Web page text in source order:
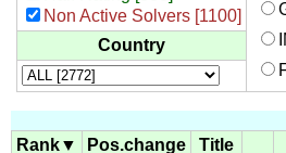
Non Active Solvers [1100]
Country
Rank▼
Pos.change Title